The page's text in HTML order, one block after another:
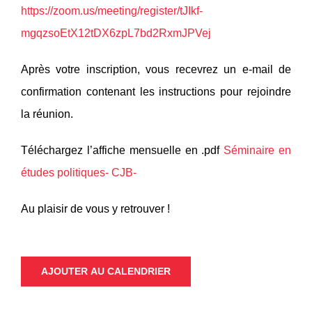
https://zoom.us/meeting/register/tJIkf-
mgqzsoEtX12tDX6zpL7bd2RxmJPVej
Après votre inscription, vous recevrez un e-mail de
confirmation contenant les instructions pour rejoindre
la réunion.
Téléchargez l’affiche mensuelle en .pdf Séminaire en
études politiques- CJB-
Au plaisir de vous y retrouver !
AJOUTER AU CALENDRIER